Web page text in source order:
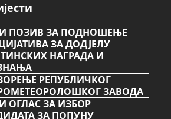
ПОЗИВ ЗА ПОДНОШЕЊЕ
ЗА ДОДЈЕЛУ
НАГРАДА И
РЕПУБЛИЧКОГ
ЗАВОДА
ОГЛАС ЗА ИЗБОР
ЗА ПОПУНУ